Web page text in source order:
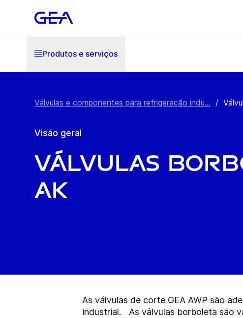
Produtos e serviços
Válvulas e componentes para refrigeração indu... /
Visão geral
Válvulas
AK
As válvulas de corte GEA AWP são
industrial. As válvulas borboleta são